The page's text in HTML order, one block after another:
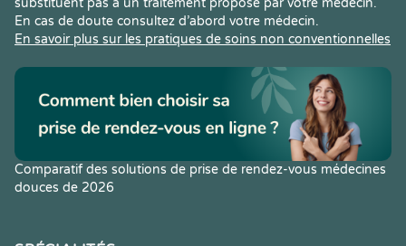
substituent pas à un traitement proposé par votre médecin.
En cas de doute consultez d’abord votre médecin.
En savoir plus sur les pratiques de soins non conventionnelles
Comparatif des solutions de prise de rendez-vous médecines
douces de 2026